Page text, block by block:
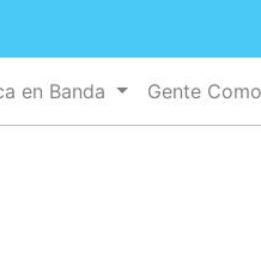
en Banda Gente